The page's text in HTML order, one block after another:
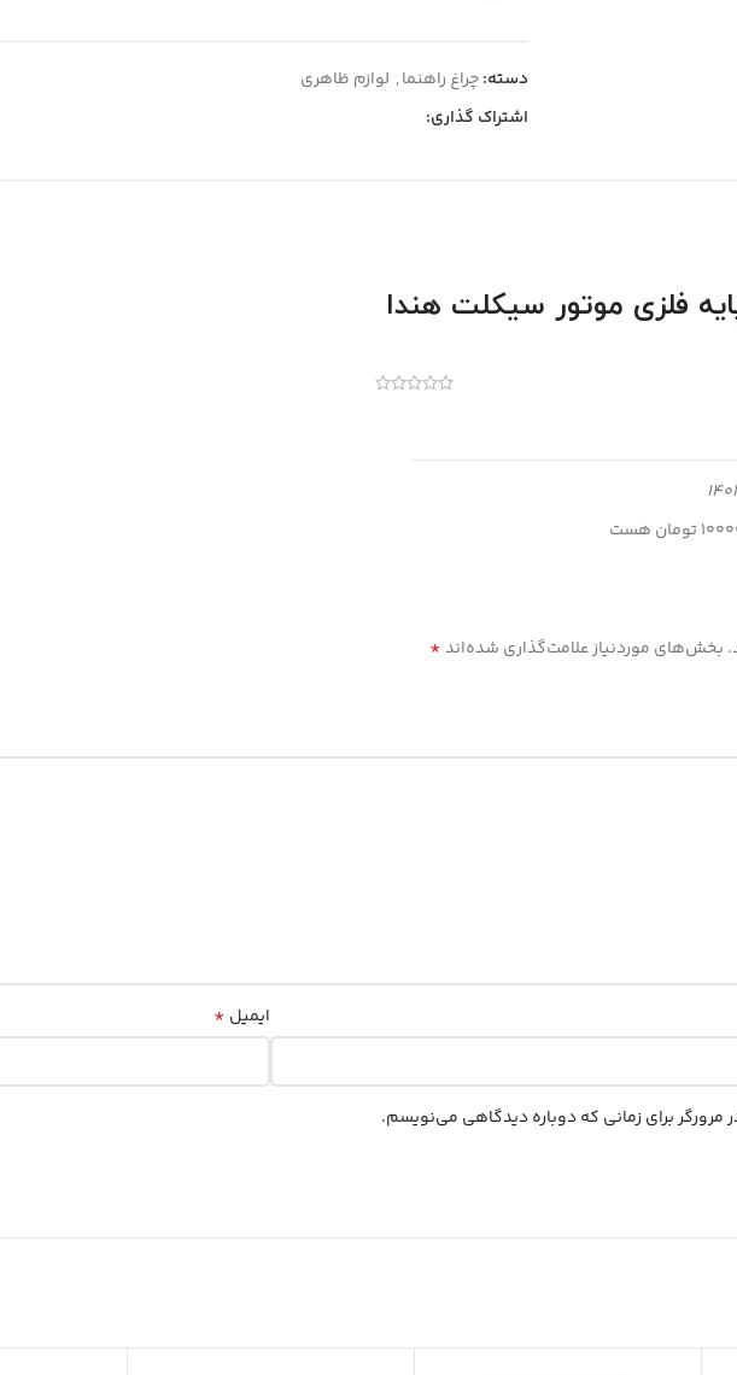
دسته:چراغ راهنما, لوازم ظاهری
اشتراک گذاری:
فلزی موتور سیکلت هندا
بخش‌های موردنیاز علامت‌گذاری شده‌اند*
ایمیل *
مرورگر برای زمانی که دوباره دیدگاهی می‌نویسم.